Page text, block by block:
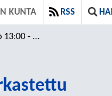
KUNTA RSS
Tarkastettu